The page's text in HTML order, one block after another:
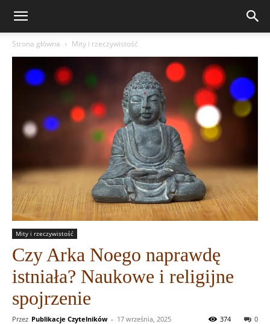
Strona główna Mity i rzeczywistość
Mity i rzeczywistość
Czy Arka Noego naprawdę
istniała? Naukowe i religijne
spojrzenie
Przez Publikacje Czytelników - 17 września, 2025 0
374